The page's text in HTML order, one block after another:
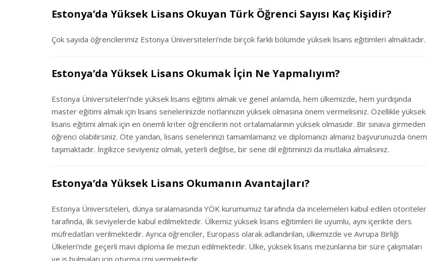
Estonya’da Yüksek Lisans Okuyan Türk Öğrenci Sayısı Kaç Kişidir?
Çok sayıda öğrencilerimiz Estonya Üniversiteleri’nde birçok farklı bölümde yüksek lisans eğitimleri almaktadır.
Estonya’da Yüksek Lisans Okumak İçin Ne Yapmalıyım?
Estonya Üniversiteleri’nde yüksek lisans eğitimi almak ve genel anlamda, hem ülkemizde, hem yurdışında
master eğitimi almak için lisans senelerinizde notlarınızın yüksek olmasına önem vermelisiniz. Özellikle yüksek
lisans eğitimi almak için en önemli kriter öğrencilerin not ortalamalarının yüksek olmasıdır. Bir sınava girmeden
öğrenci olabilirsiniz. Öte yandan, lisans senelerinizi tamamlamanız ve diplomanızı almanız başvurunuzda önem
taşımaktadır. İngilizce seviyeniz olmalı, yeterli değilse, bir sene dil eğitiminizi da mutlaka almalısınız.
Estonya’da Yüksek Lisans Okumanın Avantajları?
Estonya Üniversiteleri, dünya sıralamasında YÖK kurumumuz tarafında da incelemeleri kabul edilen otoriteler
tarafında, ilk seviyelerde kabul edilmektedir. Ülkemiz yüksek lisans eğitimleri ile uyumlu, aynı içerikte ders
müfredatları verilmektedir. Ayrıca öğrenciler, Europass olarak adlandırılan, ülkemizde ve Avrupa Birliği
Ülkeleri’nde geçerli mavi diploma ile mezun edilmektedir. Ülke, yüksek lisans mezunlarına bir süre çalışmaları
ve iş bulmaları için oturma izni vermektedir.